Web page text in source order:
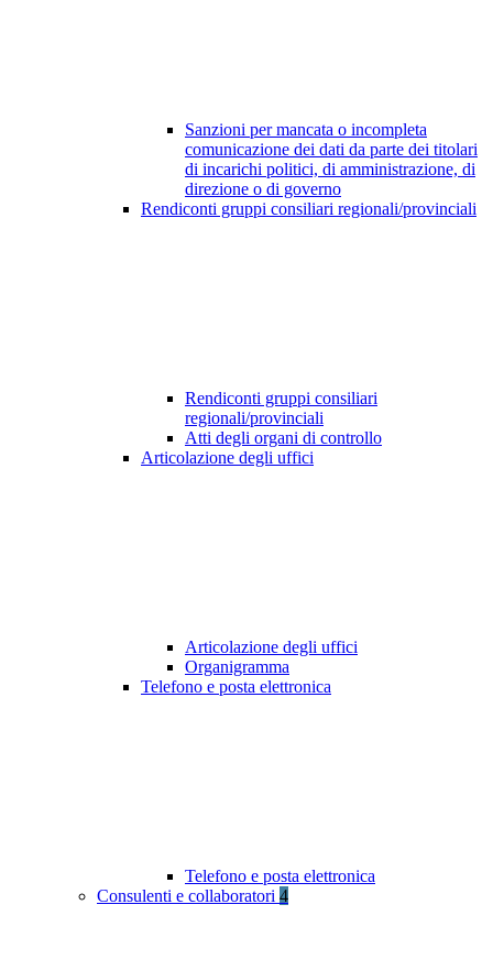
Sanzioni per mancata o incompleta
comunicazione dei dati da parte dei titolari
di incarichi politici, di amministrazione, di
direzione o di governo
Rendiconti gruppi consiliari regionali/provinciali
Rendiconti gruppi consiliari
regionali/provinciali
Atti degli organi di controllo
Articolazione degli uffici
Articolazione degli uffici
Organigramma
Telefono e posta elettronica
Telefono e posta elettronica
Consulenti e collaboratori 4